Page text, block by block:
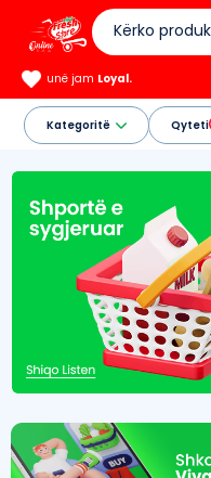
unë jam Loyal.
Kategoritë Qyteti